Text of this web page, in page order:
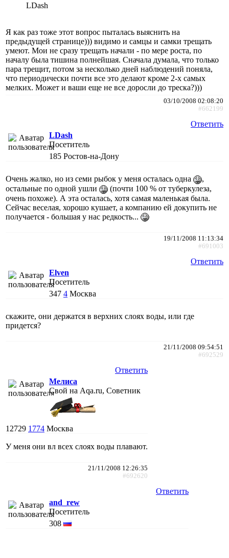
LDash
Я как раз тоже этот вопрос пыталась выяснить на
предыдущей странице))) видимо и самцы и самки трещать
умеют. Мои не сразу трещать начали - по мере роста, по
началу была тишина полнейшая. Сначала думала, что только
пара трещит, потом за несколько дней наблюдений поняла,
что периодически почти все это делают кроме 2-х самых
мелких. Может и ваши еще не все доросли до треска?)))
03/10/2008 02:08:20
#662199
Ответить
LDash
Посетитель
185 Ростов-на-Дону
Очень жалко, но из семи рыбок у меня осталась одна
,
остальные по одной ушли
(почти 100 % от туберкулеза,
очень похоже). А эта осталась, хотя самая маленькая была.
Сейчас веселая, хорошо кушает, а компанию ей докупить не
получается - большая у нас редкость...
19/11/2008 11:13:34
#691003
Ответить
Elven
Посетитель
347 4 Москва
скажите, они держатся в верхних слоях воды, или где
придется?
21/11/2008 09:54:51
#692529
Ответить
Мелиса
Свой на Aqa.ru, Советник
12729 1774 Москва
У меня они вл всех слоях воды плавают.
21/11/2008 12:26:35
#692620
Ответить
and_rew
Посетитель
308